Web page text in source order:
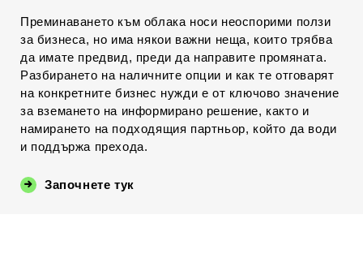
Преминаването към облака носи неоспорими ползи
за бизнеса, но има някои важни неща, които трябва
да имате предвид, преди да направите промяната.
Разбирането на наличните опции и как те отговарят
на конкретните бизнес нужди е от ключово значение
за вземането на информирано решение, както и
намирането на подходящия партньор, който да води
и поддържа прехода.
Започнете тук